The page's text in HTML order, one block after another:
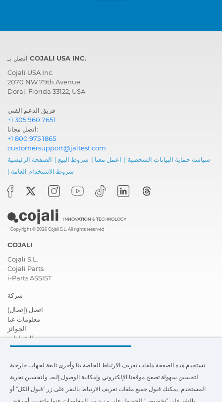
اتصل بـ COJALI USA INC.
Cojali USA Inc.
2070 NW 79th Avenue
Doral, Florida 33122, USA
فريق الدعم الفني
+1 305 960 7651
اتصل مجانا:
+1 800 975 1865
customersupport@jaltest.com
الصفحة الرئيسية | شروط البيع | اعمل معنا | سياسة حماية البيانات الشخصية
| شروط الاستخدام العامة
Copyright © 2026 Cojali S.L. All rights reserved
COJALI
Cojali S.L.
Cojali Parts
i-Parts ASSIST
شركة
اتصل (إتصال)
معلومات عنا
الجوائز
الشهادات
المسؤولية الاجتماعية تجاه الشركات
أخبار
أشرطة فيديو
FAQ - أسئله أحياناً يتم سؤالها (تعليمات)
تستخدم هذه الصفحة ملفات تعريف الارتباط الخاصة بنا وأخرى تابعة لجهات خارجية
لتحسين سهولة تصفح موقعنا الإلكتروني وإمكانية الوصول إليه، ولتحسين تجربة
المستخدم. يمكنك قبول جميع ملفات تعريف الارتباط بالنقر على زر "قبول الكل" أو